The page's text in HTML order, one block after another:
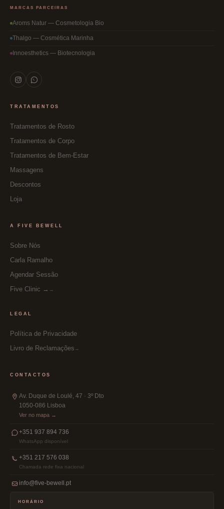
MARCAS PARCEIRAS
Aroms Natur — Cosmetologia Bio
Thalgo — Cosmética Marinha
Innoesthetics — Biotecnologia
TRATAMENTOS
Tratamentos de Rosto
Tratamentos de Corpo
Tratamentos de Bem-Estar
Massagens
Descontos
Loja
A FIVE BEWELL
Sobre Nós
Carla Ramalho
Agendar Sessão
Five Clinic →
LEGAL
Política de Privacidade
Livro de Reclamações
CONTACTOS
Av. Duque de Loulé, 47 · 3º Dto
1050-086 Lisboa
Ver no mapa →
+351 937 894 736
WhatsApp disponível
+351 217 576 038
Chamada rede fixa nacional
info@five-bewell.pt
HORÁRIO